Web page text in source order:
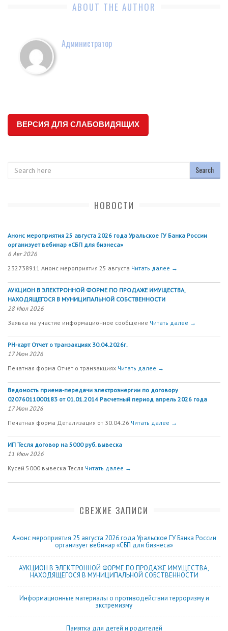
ABOUT THE AUTHOR
Администратор
ВЕРСИЯ ДЛЯ СЛАБОВИДЯЩИХ
НОВОСТИ
Анонс мероприятия 25 августа 2026 года Уральское ГУ Банка России
организует вебинар «СБП для бизнеса»
6 Авг 2026
232738911 Анонс мероприятия 25 августа Читать далее →
АУКЦИОН В ЭЛЕКТРОННОЙ ФОРМЕ ПО ПРОДАЖЕ ИМУЩЕСТВА,
НАХОДЯЩЕГОСЯ В МУНИЦИПАЛЬНОЙ СОБСТВЕННОСТИ
28 Июл 2026
Заявка на участие информационное сообщение Читать далее →
РН-карт Отчет о транзакциях 30.04.2026г.
17 Июн 2026
Печатная форма Отчет о транзакциях Читать далее →
Ведомость приема-передачи электроэнергии по договору
02076011000183 от 01.01.2014 Расчетный период апрель 2026 года
17 Июн 2026
Печатная форма Детализация от 30.04.26 Читать далее →
ИП Тесля договор на 5000 руб. вывеска
11 Июн 2026
Кусей 5000 вывеска Тесля Читать далее →
СВЕЖИЕ ЗАПИСИ
Анонс мероприятия 25 августа 2026 года Уральское ГУ Банка России
организует вебинар «СБП для бизнеса»
АУКЦИОН В ЭЛЕКТРОННОЙ ФОРМЕ ПО ПРОДАЖЕ ИМУЩЕСТВА,
НАХОДЯЩЕГОСЯ В МУНИЦИПАЛЬНОЙ СОБСТВЕННОСТИ
Информационные материалы о противодействии терроризму и
экстремизму
Памятка для детей и родителей